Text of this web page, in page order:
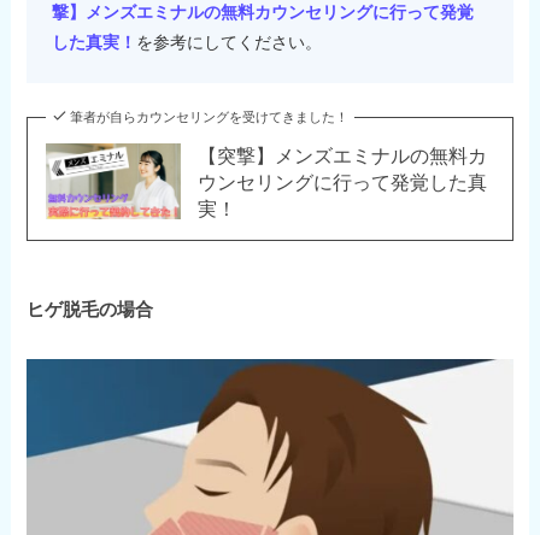
撃】メンズエミナルの無料カウンセリングに行って発覚
した真実！ を参考にしてください。
筆者が自らカウンセリングを受けてきました！
【突撃】メンズエミナルの無料カ
ウンセリングに行って発覚した真
実！
ヒゲ脱毛の場合